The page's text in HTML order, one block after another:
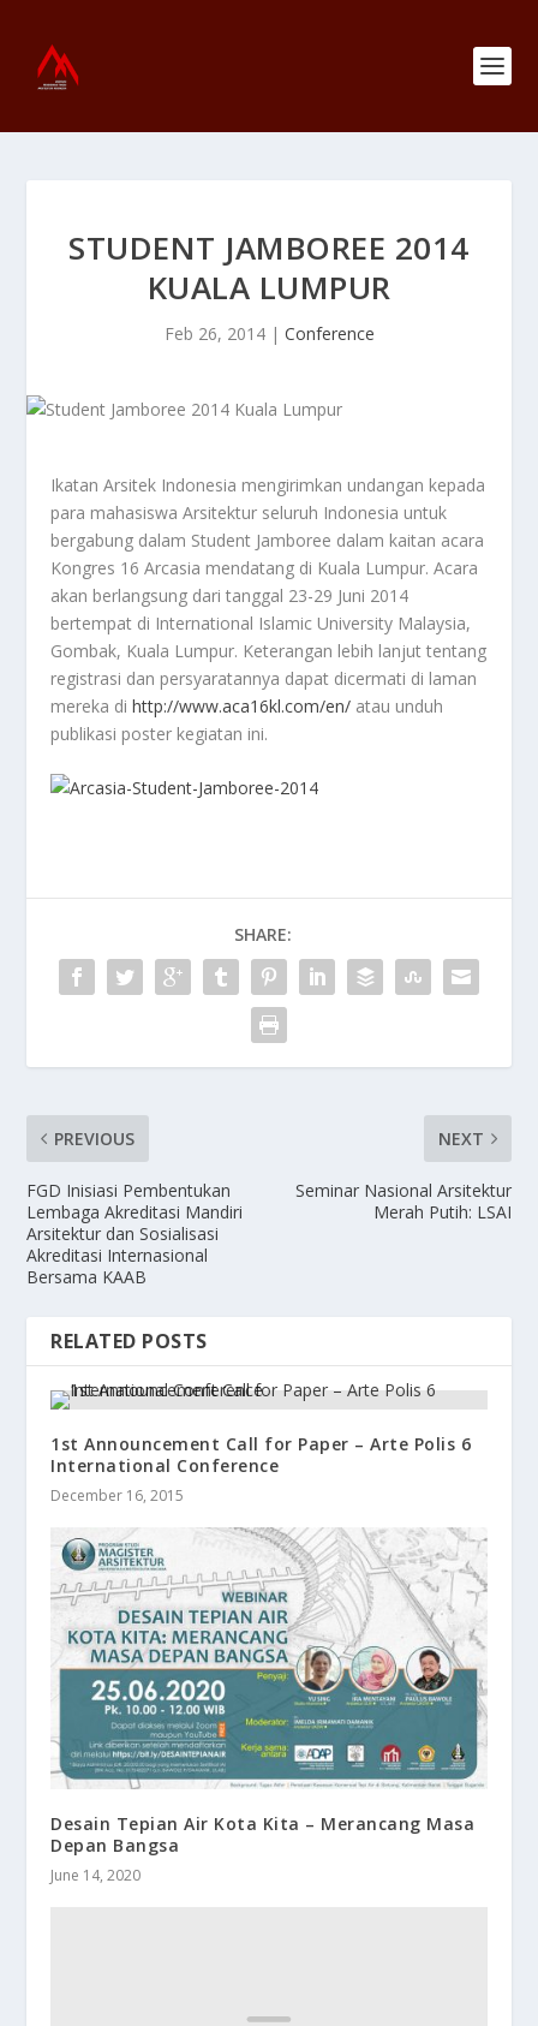
STUDENT JAMBOREE 2014
KUALA LUMPUR
Feb 26, 2014| Conference
Ikatan Arsitek Indonesia mengirimkan undangan kepada
para mahasiswa Arsitektur seluruh Indonesia untuk
bergabung dalam Student Jamboree dalam kaitan acara
Kongres 16 Arcasia mendatang di Kuala Lumpur. Acara
akan berlangsung dari tanggal 23-29 Juni 2014
bertempat di International Islamic University Malaysia,
Gombak, Kuala Lumpur. Keterangan lebih lanjut tentang
registrasi dan persyaratannya dapat dicermati di laman
mereka dihttp://www.aca16kl.com/en/ atau unduh
publikasi poster kegiatan ini.
SHARE:
PREVIOUS
FGD Inisiasi Pembentukan
Lembaga Akreditasi Mandiri
Arsitektur dan Sosialisasi
Akreditasi Internasional
Bersama KAAB
NEXT
Seminar Nasional Arsitektur
Merah Putih: LSAI
RELATED POSTS
1st Announcement Call for Paper – Arte Polis 6
International Conference
December 16, 2015
Desain Tepian Air Kota Kita – Merancang Masa
Depan Bangsa
June 14, 2020